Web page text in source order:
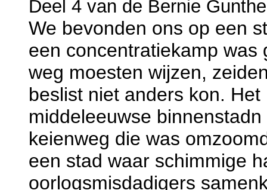
Deel 4 van de Bernie
We bevonden ons op een
een concentratiekamp
weg moesten wijzen,
beslist niet anders kon.
middeleeuwse
keienweg die was
een stad waar schimmige
oorlogsmisdadigers